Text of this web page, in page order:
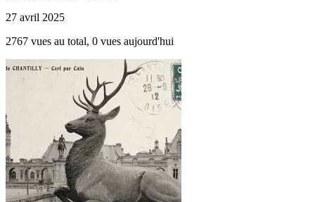
27 avril 2025
2767 vues au total, 0 vues aujourd'hui